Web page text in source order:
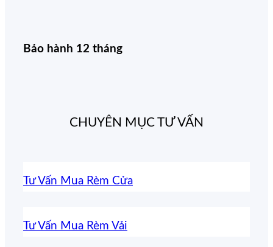
Bảo hành 12 tháng
CHUYÊN MỤC TƯ VẤN
Tư Vấn Mua Rèm Cửa
Tư Vấn Mua Rèm Vải